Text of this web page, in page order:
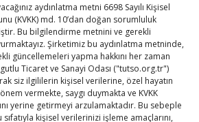
aydınlatma metni 6698 Sayılı Kişisel
(KVKK) md. 10’dan doğan sorumluluk
Bu bilgilendirme metnini ve gerekli
Şirketimiz bu aydınlatma metninde,
güncellemeleri yapma hakkını her zaman
Ticaret ve Sanayi Odası ("tutso.org.tr")
siz ilgililerin kişisel verilerine, özel hayatın
vermekte, saygı duymakta ve KVKK
yerine getirmeyi arzulamaktadır. Bu sebeple
kişisel verilerinizi işleme amaçlarını,
Haziran 2024